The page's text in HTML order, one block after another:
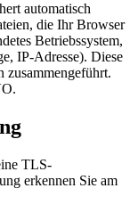
automatisch
die Ihr Browser
Betriebssystem,
IP-Adresse). Diese
zusammengeführt.
TLS-
erkennen Sie am